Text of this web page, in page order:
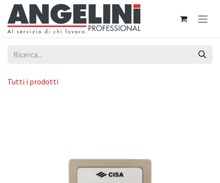
Passa al contenuto
Tutti i prodotti